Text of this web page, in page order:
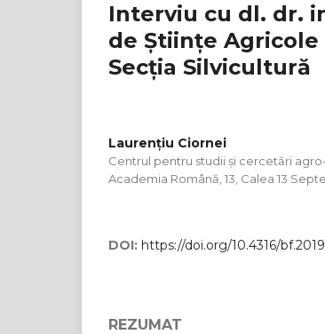
Interviu cu dl. dr.
de Științe Agricole
Secția Silvicultură
Laurențiu Ciornei
Centrul pentru studii și cercetări
Academia Română, 13, Calea 13
DOI: https://doi.org/10.4316/
REZUMAT